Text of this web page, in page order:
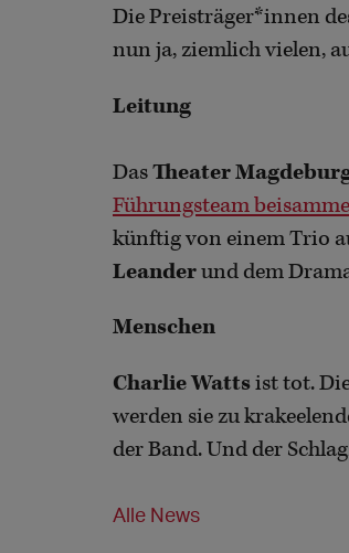
Die Preisträger*innen
nun ja, ziemlich vielen,
Leitung
DasTheater
Führungsteam
künftig von einem Trio
Leanderund dem
Menschen
Charlie Wattsist tot.
werden sie zu
der Band. Und der
Alle News